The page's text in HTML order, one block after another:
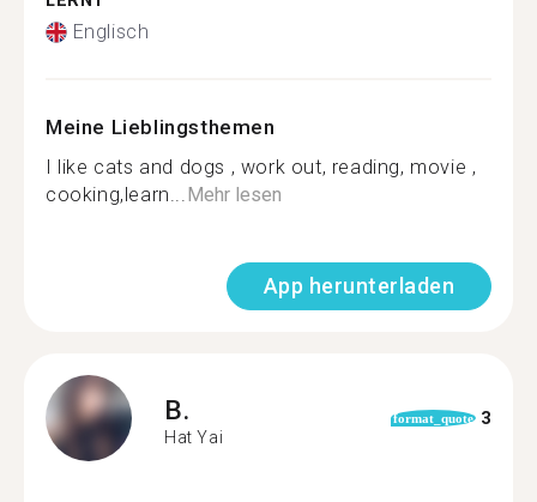
Englisch
Meine Lieblingsthemen
I like cats and dogs , work out, reading, movie ,
cooking,learn...Mehr lesen
App herunterladen
B.
Hat Yai
format_quote 3